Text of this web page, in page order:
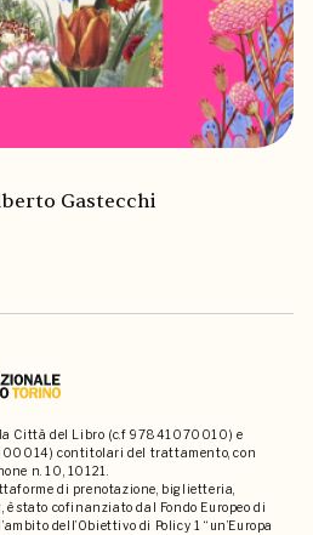
Gastecchi
Città del Libro (c.f 97841070010) e
contitolari del trattamento, con
n. 10, 10121.
di prenotazione, biglietteria,
stato cofinanziato dal Fondo Europeo di
dell’Obiettivo di Policy 1 “un’Europa